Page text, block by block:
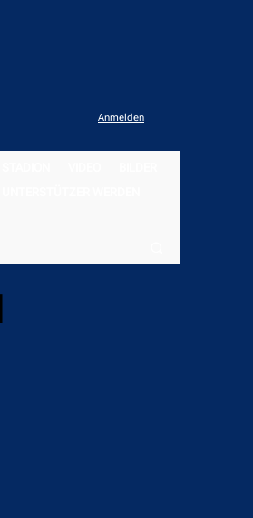
Anmelden